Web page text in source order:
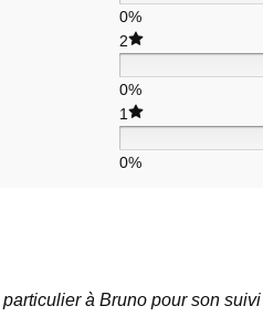
0%
2
0%
1
0%
à Bruno pour son